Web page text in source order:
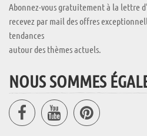
Abonnez-vous gratuitement à la lettre
recevez par mail des offres
tendances
autour des thèmes actuels.
NOUS SOMMES